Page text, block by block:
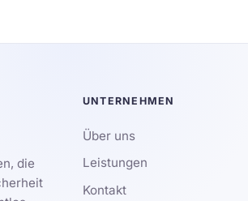
die
UNTERNEHMEN
Über uns
Leistungen
Kontakt